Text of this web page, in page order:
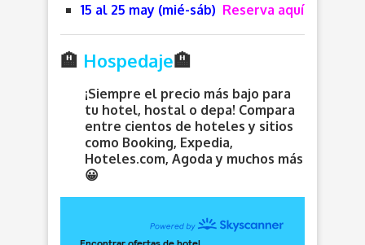
15 al 25 may (mié-sáb) Reserva aquí
🏨 Hospedaje🏨
¡Siempre el precio más bajo para
tu hotel, hostal o depa! Compara
entre cientos de hoteles y sitios
como Booking, Expedia,
Hoteles.com, Agoda y muchos más
😀